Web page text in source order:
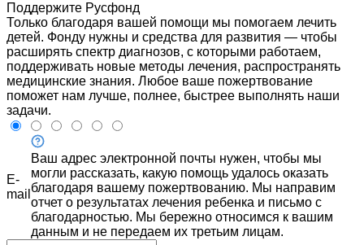
Поддержите Русфонд
Только благодаря вашей помощи мы помогаем лечить
детей. Фонду нужны и средства для развития — чтобы
расширять спектр диагнозов, с которыми работаем,
поддерживать новые методы лечения, распространять
медицинские знания. Любое ваше пожертвование
поможет нам лучше, полнее, быстрее выполнять наши
задачи.
E-
mail
Ваш адрес электронной почты нужен, чтобы мы
могли рассказать, какую помощь удалось оказать
благодаря вашему пожертвованию. Мы направим
отчет о результатах лечения ребенка и письмо с
благодарностью. Мы бережно относимся к вашим
данным и не передаем их третьим лицам.